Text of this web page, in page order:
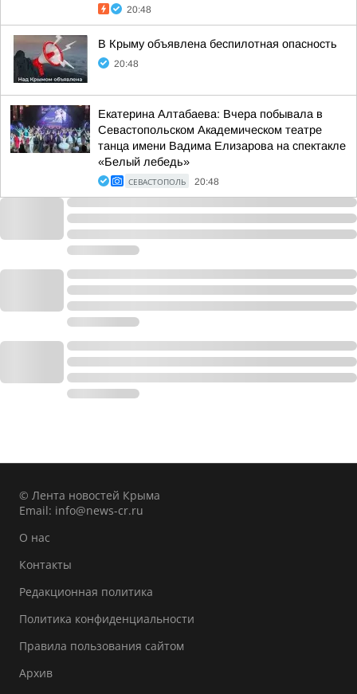
20:48
В Крыму объявлена беспилотная опасность
20:48
Екатерина Алтабаева: Вчера побывала в
Севастопольском Академическом театре
танца имени Вадима Елизарова на спектакле
«Белый лебедь»
СЕВАСТОПОЛЬ 20:48
© Лента новостей Крыма
Email: info@news-cr.ru
О нас
Контакты
Редакционная политика
Политика конфиденциальности
Правила пользования сайтом
Архив